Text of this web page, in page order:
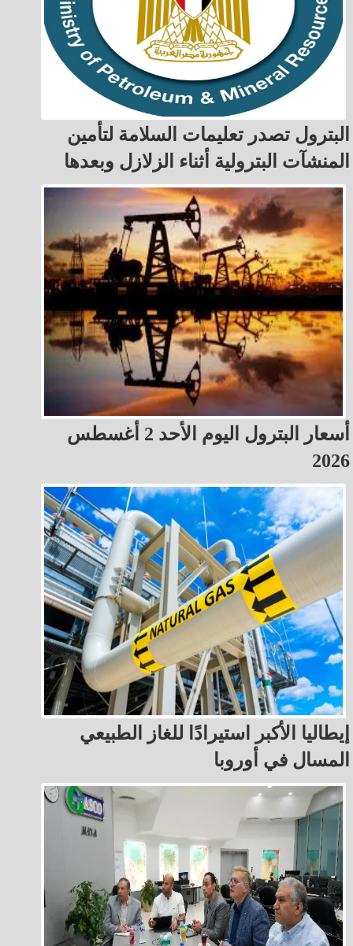
البترول تصدر تعليمات السلامة لتأمين
المنشآت البترولية أثناء الزلازل وبعدها
أسعار البترول اليوم الأحد 2 أغسطس
2026
إيطاليا الأكبر استيرادًا للغاز الطبيعي
المسال في أوروبا